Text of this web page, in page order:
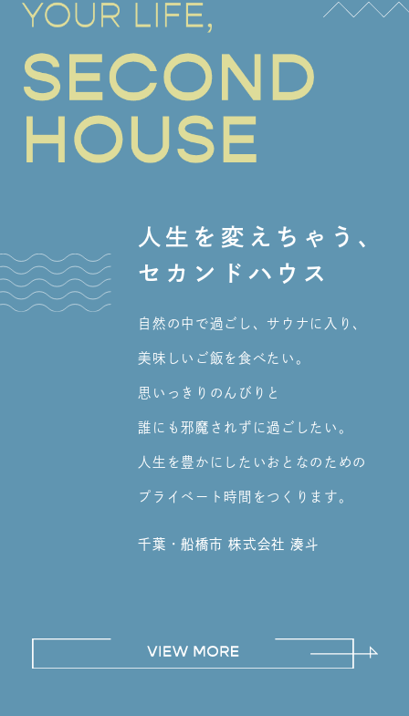
2024/09/01
加しました！
2024/12/25
❄❄冬季休業のお知らせ❄❄
2024/10/30
イベント情報を更新しました！
2024/09/01
加しました！
人生を変えちゃう、
セカンドハウス
自然の中で過ごし、サウナに入り、
美味しいご飯を食べたい。
思いっきりのんびりと
誰にも邪魔されずに過ごしたい。
人生を豊かにしたいおとなのための
プライベート時間をつくります。
千葉・船橋市 株式会社 湊斗